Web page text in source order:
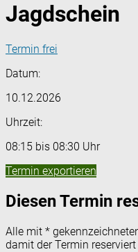
Jagdschein
Termin frei
Datum:
10.12.2026
Uhrzeit:
08:15 bis 08:30 Uhr
Termin exportieren
Diesen Termin
Alle mit *
damit der Termin